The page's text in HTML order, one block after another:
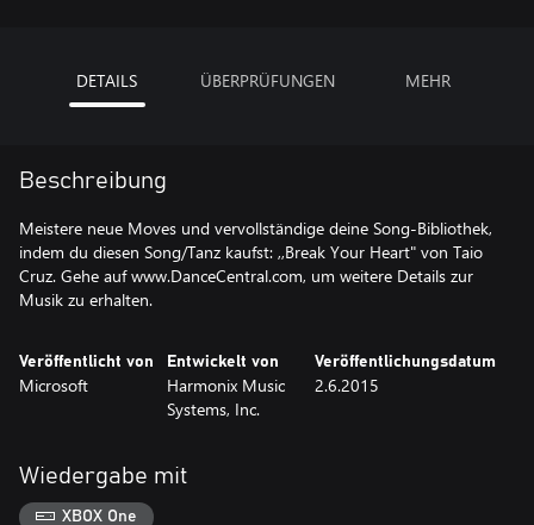
DETAILS ÜBERPRÜFUNGEN MEHR
Beschreibung
Meistere neue Moves und vervollständige deine Song-Bibliothek,
indem du diesen Song/Tanz kaufst: ,,Break Your Heart" von Taio
Cruz. Gehe auf www.DanceCentral.com, um weitere Details zur
Musik zu erhalten.
Veröffentlicht von
Microsoft
Entwickelt von
Harmonix Music
Systems, Inc.
Veröffentlichungsdatum
2.6.2015
Wiedergabe mit
XBOX One